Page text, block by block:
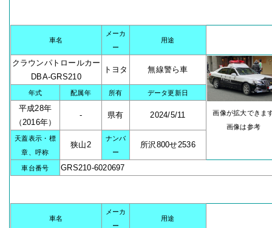
車名
メーカ
ー
用途
クラウンパトロールカー
DBA-GRS210
トヨタ 無線警ら車
画像が拡大できま
画像は参考
年式 配属年 所有 データ更新日
平成28年
（2016年）
- 県有 2024/5/11
天蓋表示・標
章、呼称
狭山2
ナンバ
ー
所沢800せ2536
車台番号 GRS210-6020697
車名
メーカ
ー
用途